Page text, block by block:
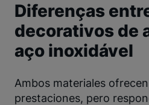
Diferenças
decorativos de
aço inoxidável
Ambos materiales
prestaciones, pero